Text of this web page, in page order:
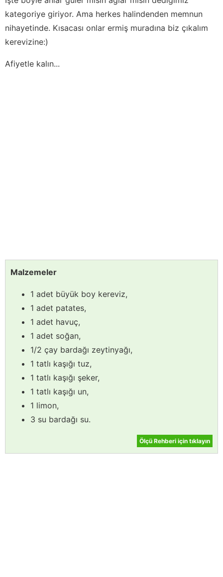
kategoriye giriyor. Ama herkes halindenden memnun
nihayetinde. Kısacası onlar ermiş muradına biz çıkalım
kerevizine:)
Afiyetle kalın...
Malzemeler
1 adet büyük boy kereviz,
1 adet patates,
1 adet havuç,
1 adet soğan,
1/2 çay bardağı zeytinyağı,
1 tatlı kaşığı tuz,
1 tatlı kaşığı şeker,
1 tatlı kaşığı un,
1 limon,
3 su bardağı su.
Ölçü Rehberi için tıklayın